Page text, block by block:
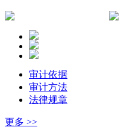
审计依据
审计方法
法律规章
更多 >>